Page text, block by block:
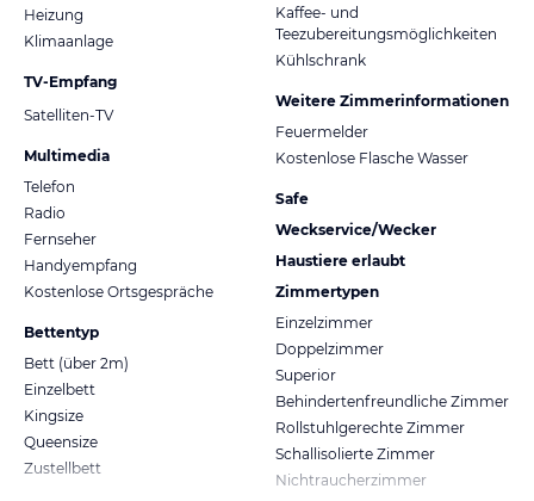
Heizung
Klimaanlage
TV-Empfang
Satelliten-TV
Multimedia
Telefon
Radio
Fernseher
Handyempfang
Kostenlose Ortsgespräche
Bettentyp
Bett (über 2m)
Einzelbett
Kingsize
Queensize
Zustellbett
Kaffee- und
Teezubereitungsmöglichkeiten
Kühlschrank
Weitere Zimmerinformationen
Feuermelder
Kostenlose Flasche Wasser
Safe
Weckservice/Wecker
Haustiere erlaubt
Zimmertypen
Einzelzimmer
Doppelzimmer
Superior
Behindertenfreundliche Zimmer
Rollstuhlgerechte Zimmer
Schallisolierte Zimmer
Nichtraucherzimmer